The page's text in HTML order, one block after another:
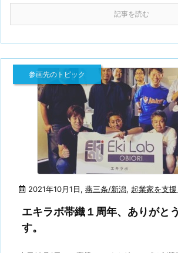
記事を読む
2021年10月1日
参画先のトピック
, 燕三条/新潟, 起業家を支
エキラボ帯織１周年、ありがと
す。